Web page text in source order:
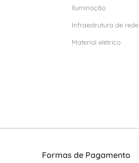
Iluminação
Infraestrutura de rede
Material elétrico
Formas de Pagamento